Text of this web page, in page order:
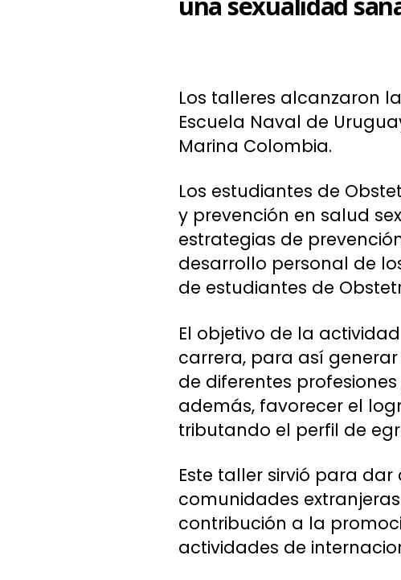
Los talleres alcanzaron
Escuela Naval de
Marina Colombia.
Los estudiantes de
y prevención en salud
estrategias de
desarrollo personal de
de estudiantes de
El objetivo de la
carrera, para así
de diferentes
además, favorecer el
tributando el perfil de
Este taller sirvió para
comunidades
contribución a la
actividades de